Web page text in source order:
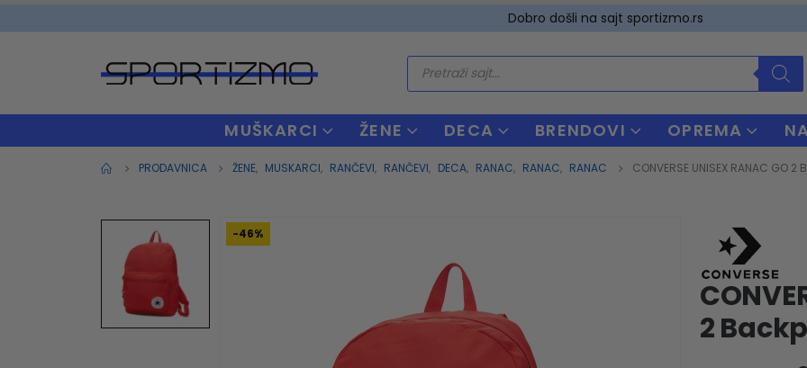
Dobro došli na sajt sportizmo.rs
Products
search
MUŠKARCI ŽENE DECA BRENDOVI OPREMA
PRODAVNICA ŽENE, MUSKARCI, RANČEVI, RANČEVI, DECA, RANAC, RANAC, RANAC CONVERSE UNISEX RANAC GO 2
-46%
2